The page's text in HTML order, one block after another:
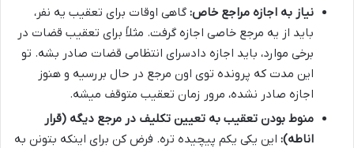
نیاز به اجازه مراجع خاص: گاهی اوقات برای تعقیب یه نفر،
باید از یه مرجع خاصی اجازه گرفت. مثلاً برای تعقیب قضات در
برخی موارد، باید اجازه دادسرای انتظامی قضات صادر بشه. تو
این مدت که پرونده توی اون مرجع در حال بررسیه و هنوز
اجازه صادر نشده، مرور زمان تعقیب متوقف میشه.
منوط بودن تعقیب به تعیین تکلیف در مرجع دیگه (قرار
اناطه): این یکی یکم پیچیده تره. فرض کن برای اینکه بتونن به